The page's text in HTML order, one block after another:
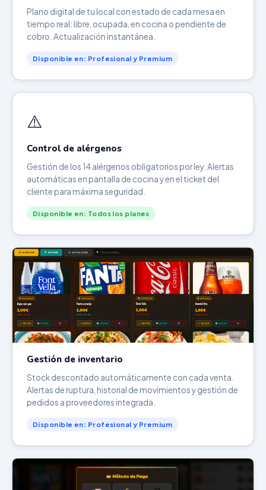
Plano digital de tu local con estado de cada mesa en
tiempo real: libre, ocupada, en cocina o pendiente de
cobro. Actualización instantánea.
Disponible en: Profesional y Premium
⚠️
Control de alérgenos
Gestión de los 14 alérgenos obligatorios por ley. Alertas
automáticas en pantalla de cocina y en el ticket del
cliente para máxima seguridad.
Disponible en: Todos los planes
Gestión de inventario
Stock descontado automáticamente con cada venta.
Alertas de ruptura, historial de movimientos y gestión de
pedidos a proveedores integrada.
Disponible en: Profesional y Premium